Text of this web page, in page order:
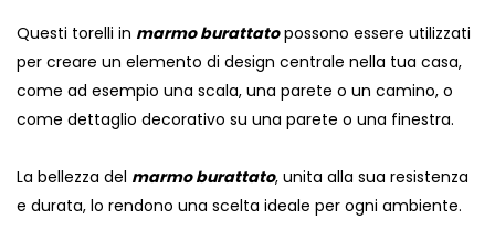
Questi torelli in marmo burattatopossono essere utilizzati
per creare un elemento di design centrale nella tua casa,
come ad esempio una scala, una parete o un camino, o
come dettaglio decorativo su una parete o una finestra.
La bellezza del marmo burattato, unita alla sua resistenza
e durata, lo rendono una scelta ideale per ogni ambiente.